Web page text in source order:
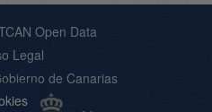
Open Data
Legal
de Canarias